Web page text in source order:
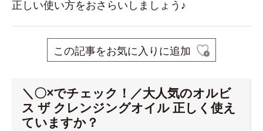
正しい使い方をおさらいしましょう♪
この記事をお気に入りに追加
＼〇×でチェック！／大人気のオルビ
ス ザ クレンジングオイル 正しく使え
ていますか？